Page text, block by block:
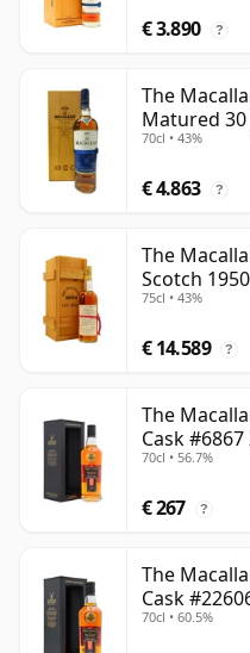
€ 3.890 ?
The
Matured
70cl • 43%
€ 4.863 ?
The
Scotch
75cl • 43%
€ 14.589 ?
The
Cask
70cl • 56.7%
€ 267 ?
The
Cask
70cl • 60.5%